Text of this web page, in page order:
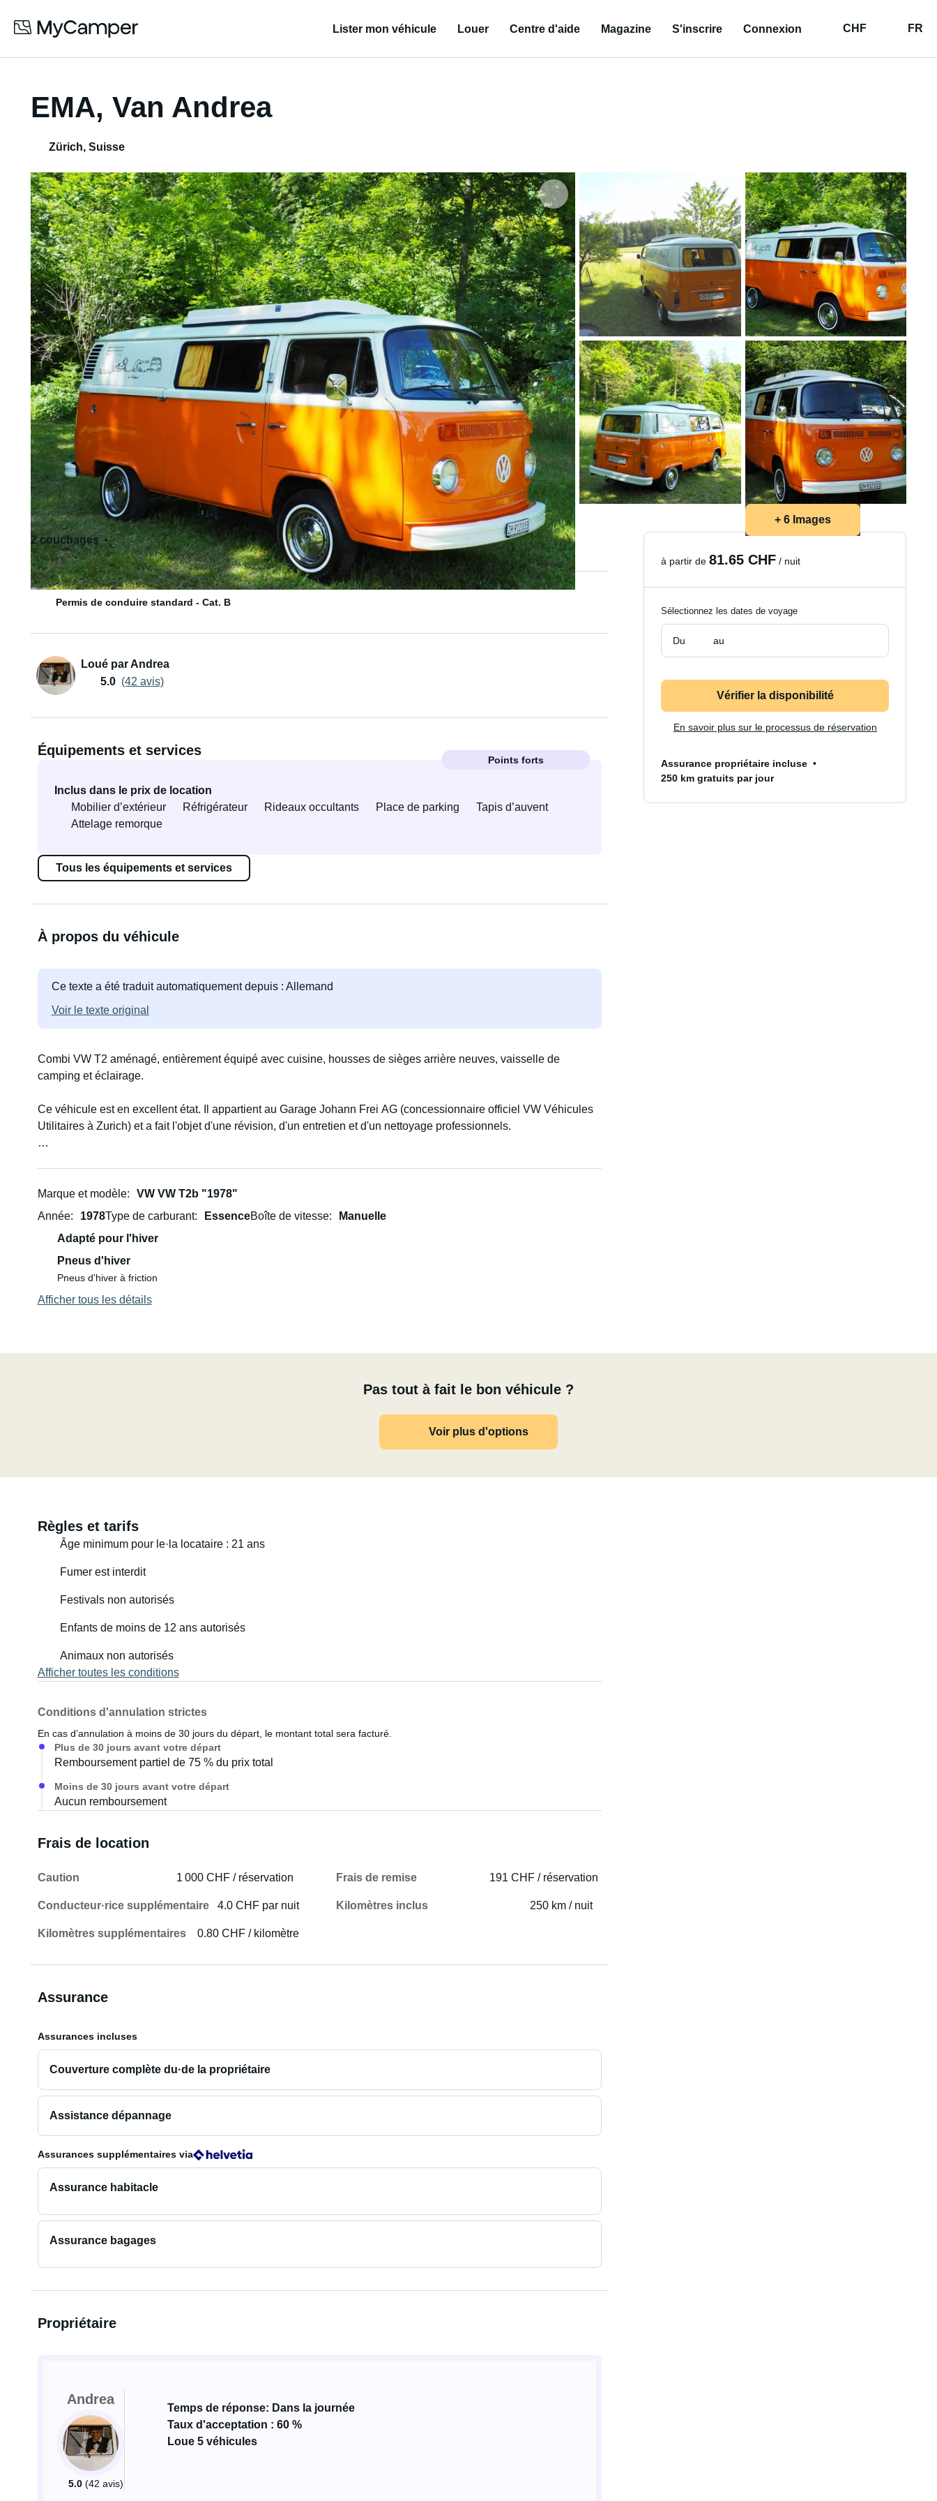
Lister mon véhicule Louer Centre d'aide Magazine S'inscrire Connexion CHF FR
EMA, Van Andrea
Zürich, Suisse
+ 6 Images
2 couchages
5 siège(s)
Permis de conduire standard - Cat. B
Loué par Andrea
5.0 (42 avis)
Équipements et services
Points forts
Inclus dans le prix de location
Mobilier d’extérieur
Réfrigérateur Rideaux occultants Place de parking
Tapis d’auvent
Attelage remorque
Tous les équipements et services
À propos du véhicule
Ce texte a été traduit automatiquement depuis : Allemand
Voir le texte original
Combi VW T2 aménagé, entièrement équipé avec cuisine, housses de sièges arrière neuves, vaisselle de
camping et éclairage.
Ce véhicule est en excellent état. Il appartient au Garage Johann Frei AG (concessionnaire officiel VW Véhicules
Utilitaires à Zurich) et a fait l'objet d'une révision, d'un entretien et d'un nettoyage professionnels.
Ema… et le voyage devient la destination.
Marque et modèle
VW VW T2b "1978"
Année
1978Type de carburant EssenceBoîte de vitesse
Manuelle
Adapté pour l'hiver
Pneus d'hiver
Pneus d'hiver à friction
Afficher tous les détails
Pas tout à fait le bon véhicule ?
Voir plus d'options
Règles et tarifs
Âge minimum pour le·la locataire : 21 ans
Fumer est interdit
Festivals non autorisés
Enfants de moins de 12 ans autorisés
Animaux non autorisés
Afficher toutes les conditions
Conditions d'annulation strictes
En cas d’annulation à moins de 30 jours du départ, le montant total sera facturé.
Plus de 30 jours avant votre départ
Remboursement partiel de 75 % du prix total
Moins de 30 jours avant votre départ
Aucun remboursement
Frais de location
Caution 1 000 CHF / réservation Frais de remise 191 CHF / réservation
Conducteur·rice supplémentaire 4.0 CHF par nuit Kilomètres inclus 250 km / nuit
Kilomètres supplémentaires 0.80 CHF / kilomètre
Assurance
Assurances incluses
Couverture complète du·de la propriétaire
Assistance dépannage
Assurances supplémentaires via
Assurance habitacle
Assurance bagages
Propriétaire
Andrea
5.0 (42 avis)
Temps de réponse: Dans la journée
Taux d'acceptation : 60 %
Loue 5 véhicules
à partir de81.65 CHF / nuit
Sélectionnez les dates de voyage
Du au
Vérifier la disponibilité
En savoir plus sur le processus de réservation
Assurance propriétaire incluse
250 km gratuits par jour